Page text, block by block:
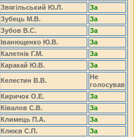
Звягільський Ю.Л.
За
Зубець М.В.
За
Зубов В.С.
За
Іванющенко Ю.В.
За
Калетнік Г.М.
За
Каракай Ю.В. За
Келестин В.В.
Не
голосував
Киричок О.Е.
За
Ківалов С.В.
За
Климець П.А.
За
Клюєв С.П.
За